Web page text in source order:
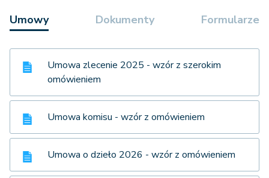
Umowy Dokumenty Formularze
Umowa zlecenie 2025 - wzór z szerokim
omówieniem
Umowa komisu - wzór z omówieniem
Umowa o dzieło 2026 - wzór z omówieniem